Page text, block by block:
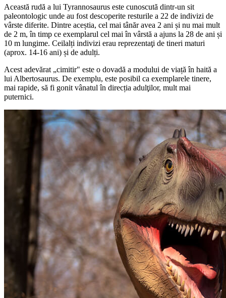
Această rudă a lui Tyrannosaurus este cunoscută dintr-un sit
paleontologic unde au fost descoperite resturile a 22 de indivizi de
vârste diferite. Dintre aceștia, cel mai tânăr avea 2 ani și nu mai mult
de 2 m, în timp ce exemplarul cel mai în vârstă a ajuns la 28 de ani și
10 m lungime. Ceilalți indivizi erau reprezentaţi de tineri maturi
(aprox. 14-16 ani) și de adulți.
Acest adevărat „cimitir" este o dovadă a modului de viață în haită a
lui Albertosaurus. De exemplu, este posibil ca exemplarele tinere,
mai rapide, să fi gonit vânatul în direcția adulţilor, mult mai
puternici.